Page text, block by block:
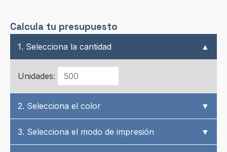
Calcula tu presupuesto
1. Selecciona la cantidad ▲
Unidades:
2. Selecciona el color ▼
3. Selecciona el modo de impresión ▼